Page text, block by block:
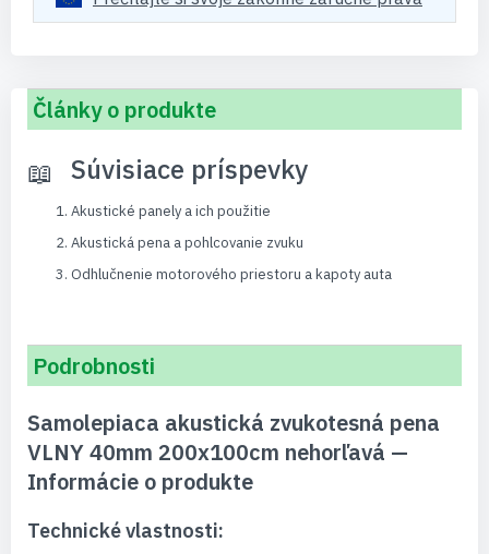
Články o produkte
Súvisiace príspevky
Akustické panely a ich použitie
Akustická pena a pohlcovanie zvuku
Odhlučnenie motorového priestoru a kapoty auta
Podrobnosti
Samolepiaca akustická zvukotesná pena
VLNY 40mm 200x100cm nehorľavá —
Informácie o produkte
Technické vlastnosti: